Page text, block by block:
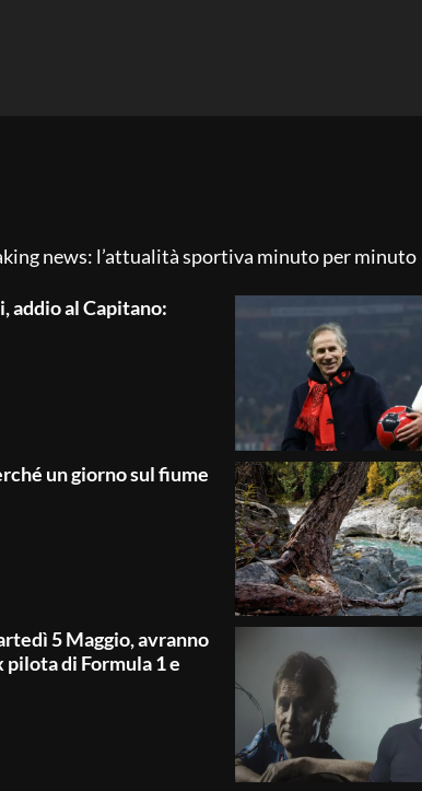
news: l’attualità sportiva minuto per minuto
addio al Capitano:
un giorno sul fiume
5 Maggio, avranno
pilota di Formula 1 e